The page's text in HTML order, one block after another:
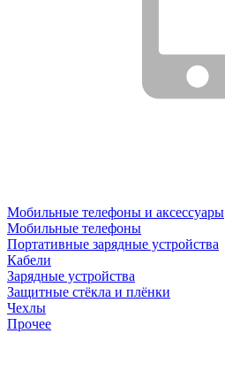
Мобильные телефоны и аксессуары
Мобильные телефоны
Портативные зарядные устройства
Кабели
Зарядные устройства
Защитные стёкла и плёнки
Чехлы
Прочее